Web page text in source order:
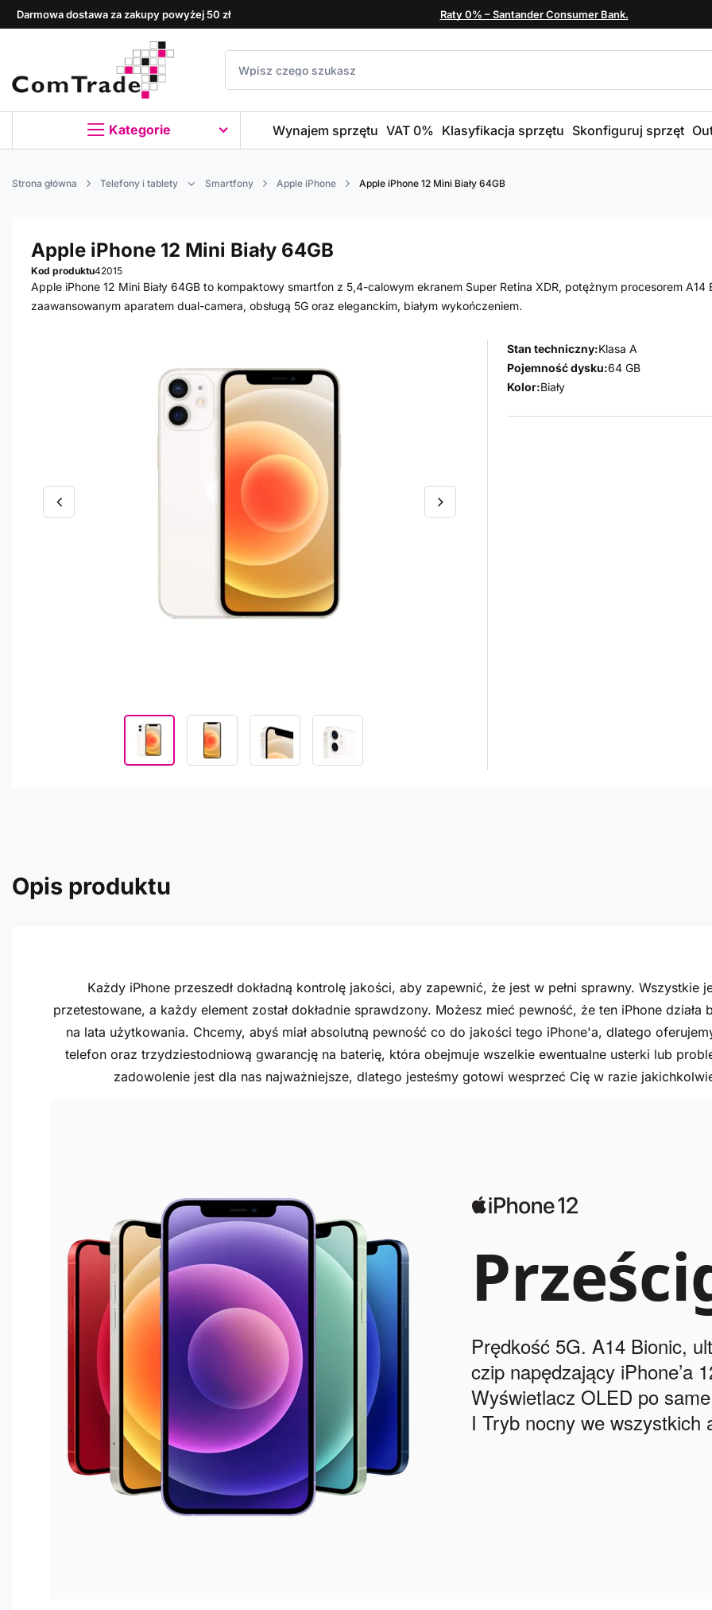
Darmowa dostawa za zakupy powyżej 50 zł Raty 0% – Santander Consumer Bank.
Kategorie Wynajem sprzętu VAT 0% Klasyfikacja sprzętu Skonfiguruj sprzęt
Strona główna Telefony i tablety Smartfony Apple iPhone Apple iPhone 12 Mini Biały 64GB
Apple iPhone 12 Mini Biały 64GB
Kod produktu42015
Apple iPhone 12 Mini Biały 64GB to kompaktowy smartfon z 5,4-calowym ekranem Super Retina XDR, potężnym procesorem A14
zaawansowanym aparatem dual-camera, obsługą 5G oraz eleganckim, białym wykończeniem.
Stan techniczny:Klasa A
Pojemność dysku:64 GB
Kolor:Biały
Opis produktu
Każdy iPhone przeszedł dokładną kontrolę jakości, aby zapewnić, że jest w pełni sprawny. Wszystkie
przetestowane, a każdy element został dokładnie sprawdzony. Możesz mieć pewność, że ten iPhone
na lata użytkowania. Chcemy, abyś miał absolutną pewność co do jakości tego iPhone'a, dlatego
telefon oraz trzydziestodniową gwarancję na baterię, która obejmuje wszelkie ewentualne usterki lub
zadowolenie jest dla nas najważniejsze, dlatego jesteśmy gotowi wesprzeć Cię w razie
Prędkość 5G. A14 Bionic,
czip napędzający iPhone’a
Wyświetlacz OLED po
I Tryb nocny we wszystkich